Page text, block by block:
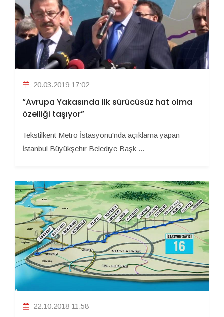
20.03.2019 17:02
“Avrupa Yakasında ilk sürücüsüz hat olma
özelliği taşıyor”
Tekstilkent Metro İstasyonu'nda açıklama yapan
İstanbul Büyükşehir Belediye Başk ...
22.10.2018 11:58